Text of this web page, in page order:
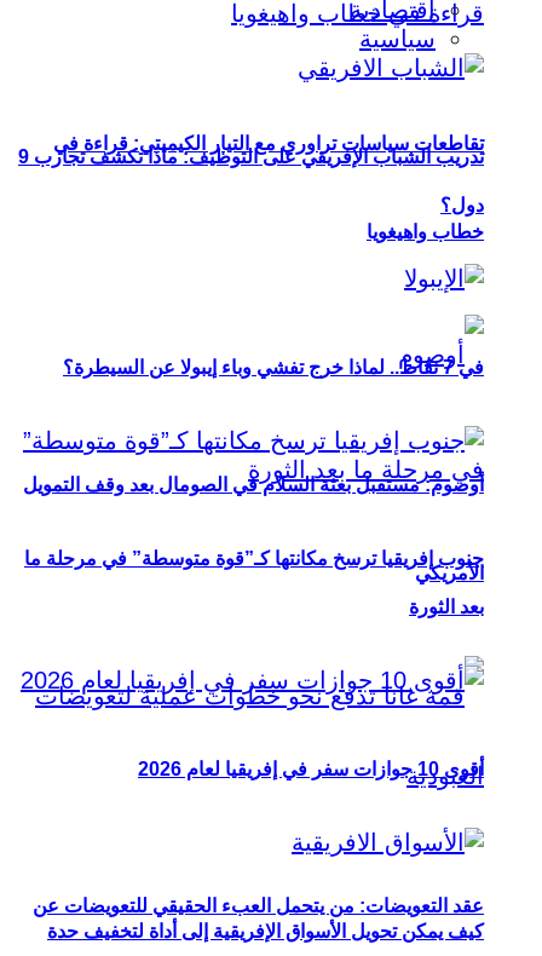
تقاطعات سياسات تراوري مع التيار الكيميتي: قراءة في
خطاب واهيغويا
أوصوم: مستقبل بعثة السلام في الصومال بعد وقف التمويل
الأمريكي
عقد التعويضات: من يتحمل العبء الحقيقي للتعويضات عن
اقتصادية
سياسية
تدريب الشباب الإفريقي على التوظيف: ماذا تكشف تجارب 9
دول؟
في 7 نقاط.. لماذا خرج تفشي وباء إيبولا عن السيطرة؟
جنوب إفريقيا ترسخ مكانتها كـ”قوة متوسطة” في مرحلة ما
بعد الثورة
أقوى 10 جوازات سفر في إفريقيا لعام 2026
كيف يمكن تحويل الأسواق الإفريقية إلى أداة لتخفيف حدة